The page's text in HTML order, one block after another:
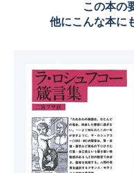
この本の
他にこんな本に